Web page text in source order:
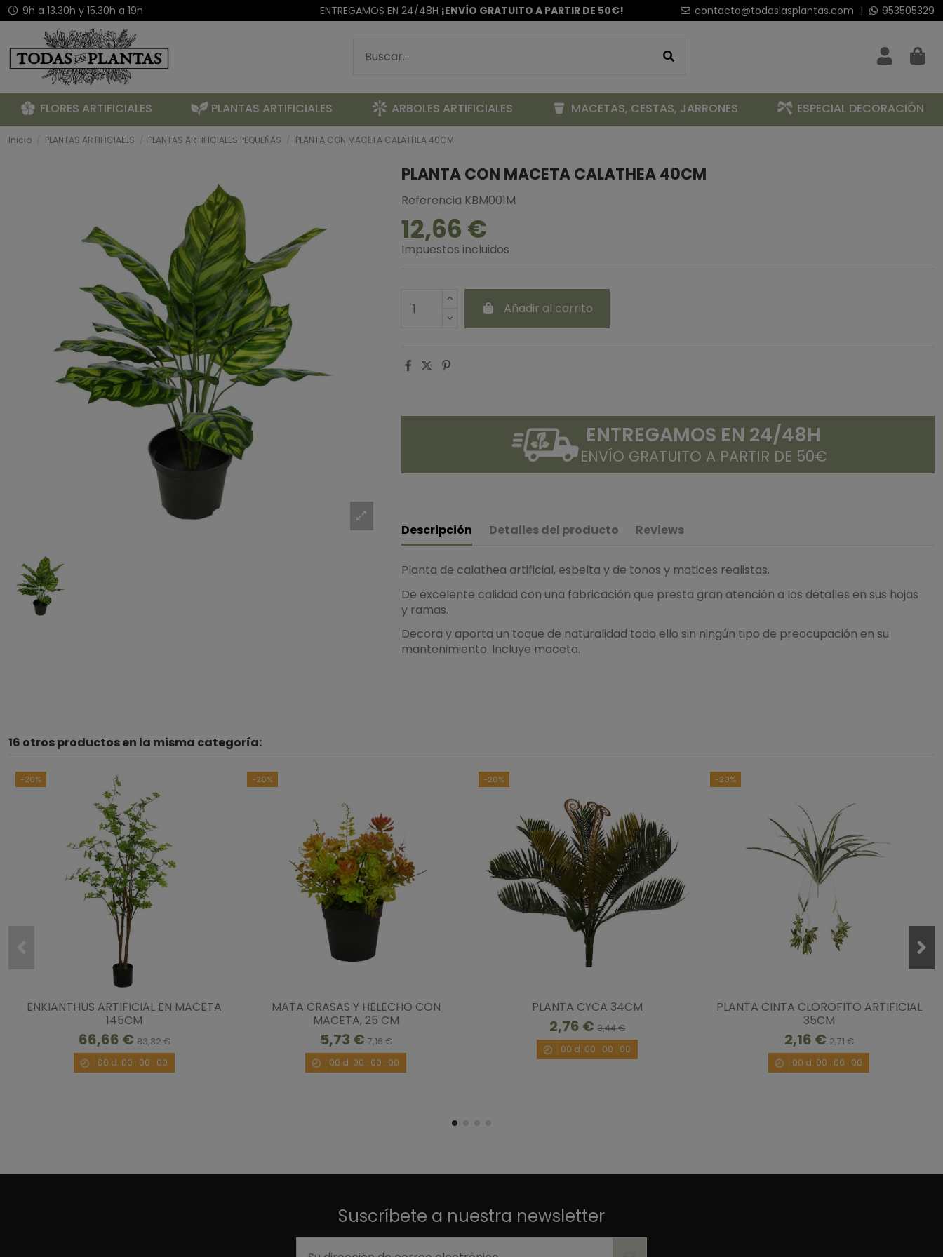
9h a 13.30h y 15.30h a 19h ENTREGAMOS EN 24/48H ¡ENVÍO GRATUITO A PARTIR DE 50€! contacto@todaslasplantas.com | 953505329
FLORES ARTIFICIALES PLANTAS ARTIFICIALES ARBOLES ARTIFICIALES MACETAS, CESTAS, JARRONES ESPECIAL DECORACIÓN
Inicio PLANTAS ARTIFICIALES PLANTAS ARTIFICIALES PEQUEÑAS PLANTA CON MACETA CALATHEA 40CM
PLANTA CON MACETA CALATHEA 40CM
Referencia KBM001M
12,66 €
Impuestos incluidos
Añadir al carrito
ENTREGAMOS EN 24/48H
ENVÍO GRATUITO A PARTIR DE 50€
Descripción Detalles del producto Reviews
Planta de calathea artificial, esbelta y de tonos y matices realistas.
De excelente calidad con una fabricación que presta gran atención a los detalles en sus hojas
y ramas.
Decora y aporta un toque de naturalidad todo ello sin ningún tipo de preocupación en su
mantenimiento. Incluye maceta.
16 otros productos en la misma categoría:
-20%
ENKIANTHUS ARTIFICIAL EN MACETA
145CM
66,66 €83,32 €
00 d. 00 : 00 : 00
-20%
MATA CRASAS Y HELECHO CON
MACETA, 25 CM
5,73 €7,16 €
00 d. 00 : 00 : 00
-20%
PLANTA CYCA 34CM
2,76 € 3,44 €
00 d. 00 : 00 : 00
-20%
PLANTA CINTA CLOROFITO ARTIFICIAL
35CM
2,16 €2,71 €
00 d. 00 : 00 : 00
Suscríbete a nuestra newsletter